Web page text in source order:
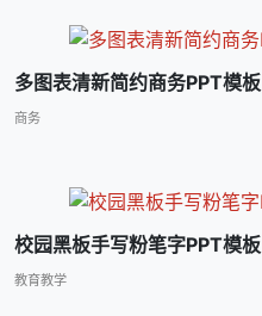
多图表清新简约商务PPT模板
商务
校园黑板手写粉笔字PPT模板
教育教学